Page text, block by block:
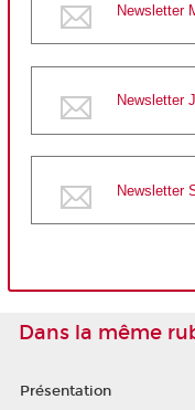
Newsletter
Newsletter
Newsletter
Dans la même
Présentation